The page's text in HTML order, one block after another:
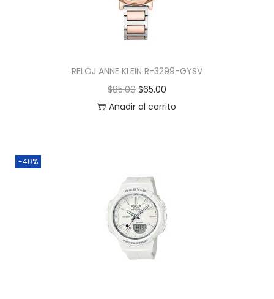
RELOJ ANNE KLEIN R-3299-GYSV
$85.00 $65.00
Añadir al carrito
-40%